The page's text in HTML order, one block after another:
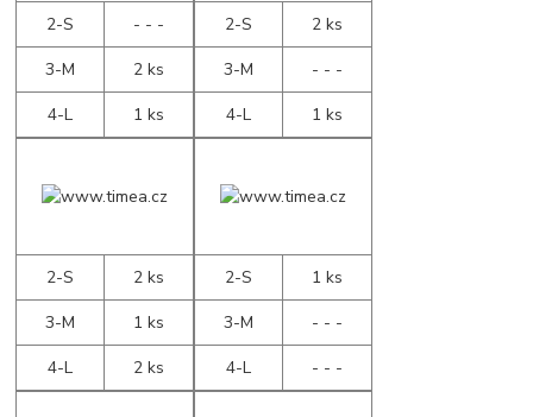
2-S
- - -
3-M
2 ks
4-L
1 ks
2-S
2 ks
3-M
- - -
4-L
1 ks
2-S
2 ks
3-M
1 ks
4-L
2 ks
2-S
1 ks
3-M
- - -
4-L
- - -